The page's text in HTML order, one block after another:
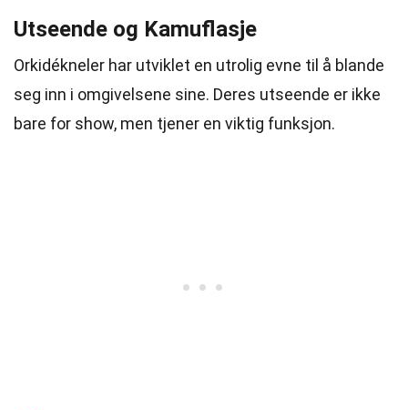
Utseende og Kamuflasje
Orkidékneler har utviklet en utrolig evne til å blande
seg inn i omgivelsene sine. Deres utseende er ikke
bare for show, men tjener en viktig funksjon.